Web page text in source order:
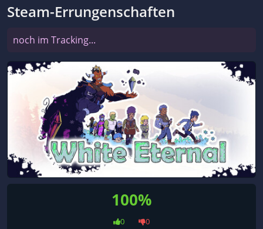
Steam-Errungenschaften
noch im Tracking...
100%
0 0